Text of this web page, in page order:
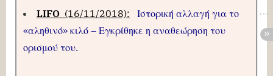
LIFO (16/11/2018):
Ιστορική αλλαγή για το
«αληθινό» κιλό – Εγκρίθηκε η αναθεώρηση του
ορισμού του.